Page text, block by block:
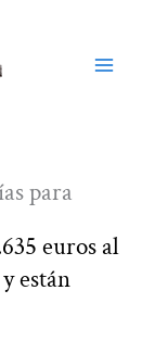
para
euros al
están